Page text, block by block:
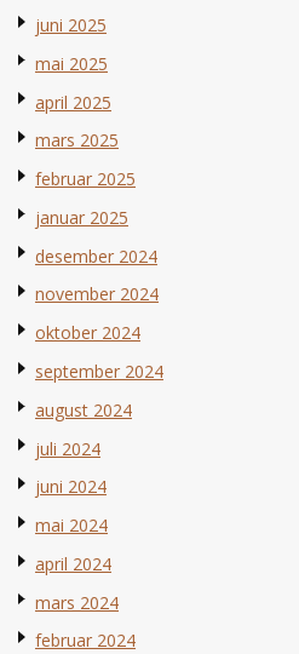
juni 2025
mai 2025
april 2025
mars 2025
februar 2025
januar 2025
desember 2024
november 2024
oktober 2024
september 2024
august 2024
juli 2024
juni 2024
mai 2024
april 2024
mars 2024
februar 2024